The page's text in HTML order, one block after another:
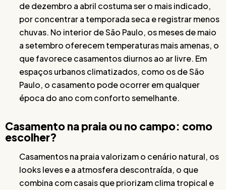
de dezembro a abril costuma ser o mais indicado,
por concentrar a temporada seca e registrar menos
chuvas. No interior de São Paulo, os meses de maio
a setembro oferecem temperaturas mais amenas, o
que favorece casamentos diurnos ao ar livre. Em
espaços urbanos climatizados, como os de São
Paulo, o casamento pode ocorrer em qualquer
época do ano com conforto semelhante.
Casamento na praia ou no campo: como
escolher?
Casamentos na praia valorizam o cenário natural, os
looks leves e a atmosfera descontraída, o que
combina com casais que priorizam clima tropical e